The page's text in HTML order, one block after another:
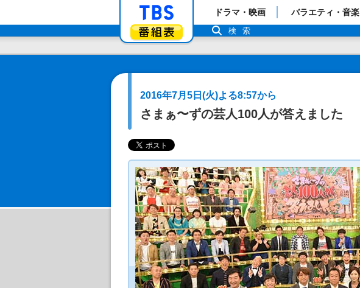
「TBSテレビ」トップページ
番組表
ドラマ・映画 バラエティ・音楽
検索
2016年7月5日(火)よる8:57から
さまぁ〜ずの芸人100人が答えました